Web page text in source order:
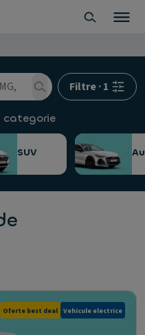
Filtre·1
categorie
SUV
Oferte best deal Vehicule electrice